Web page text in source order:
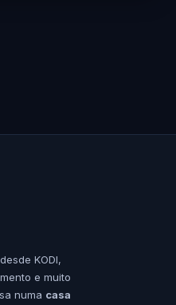
KODI,
e muito
numa casa